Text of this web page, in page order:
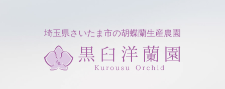
埼玉県さいたま市の胡蝶蘭生産農園